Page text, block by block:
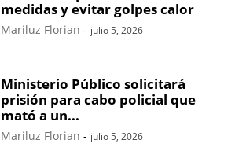
medidas y evitar golpes calor
Mariluz Florian - julio 5, 2026
Ministerio Público solicitará
prisión para cabo policial que
mató a un...
Mariluz Florian - julio 5, 2026